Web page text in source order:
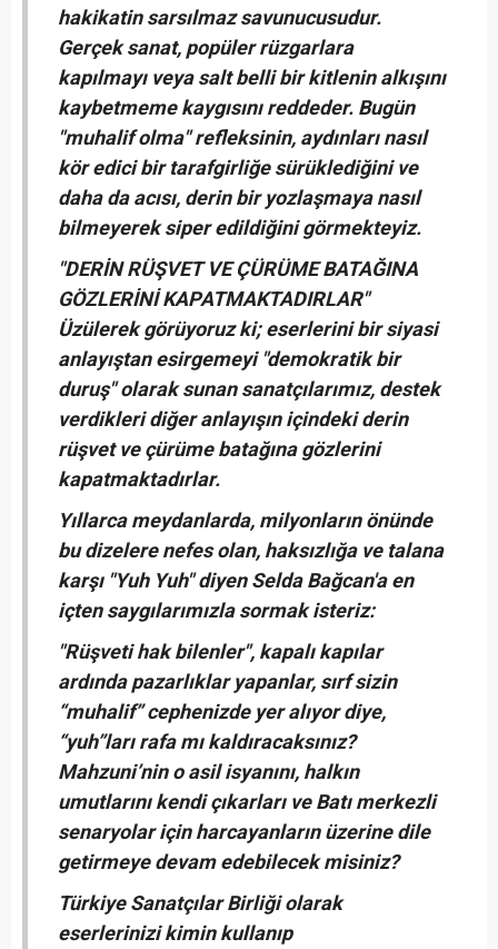
hakikatin sarsılmaz savunucusudur.
Gerçek sanat, popüler rüzgarlara
kapılmayı veya salt belli bir kitlenin alkışını
kaybetmeme kaygısını reddeder. Bugün
"muhalif olma" refleksinin, aydınları nasıl
kör edici bir tarafgirliğe sürüklediğini ve
daha da acısı, derin bir yozlaşmaya nasıl
bilmeyerek siper edildiğini görmekteyiz.
"DERİN RÜŞVET VE ÇÜRÜME BATAĞINA
GÖZLERİNİ KAPATMAKTADIRLAR"
Üzülerek görüyoruz ki; eserlerini bir siyasi
anlayıştan esirgemeyi "demokratik bir
duruş" olarak sunan sanatçılarımız, destek
verdikleri diğer anlayışın içindeki derin
rüşvet ve çürüme batağına gözlerini
kapatmaktadırlar.
Yıllarca meydanlarda, milyonların önünde
bu dizelere nefes olan, haksızlığa ve talana
karşı "Yuh Yuh" diyen Selda Bağcan'a en
içten saygılarımızla sormak isteriz:
"Rüşveti hak bilenler", kapalı kapılar
ardında pazarlıklar yapanlar, sırf sizin
“muhalif” cephenizde yer alıyor diye,
“yuh”ları rafa mı kaldıracaksınız?
Mahzuni’nin o asil isyanını, halkın
umutlarını kendi çıkarları ve Batı merkezli
senaryolar için harcayanların üzerine dile
getirmeye devam edebilecek misiniz?
Türkiye Sanatçılar Birliği olarak
eserlerinizi kimin kullanıp